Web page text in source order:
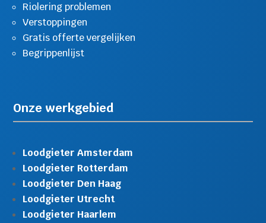
Riolering problemen
Verstoppingen
Gratis offerte vergelijken
Begrippenlijst
Onze werkgebied
Loodgieter Amsterdam
Loodgieter Rotterdam
Loodgieter Den Haag
Loodgieter Utrecht
Loodgieter Haarlem